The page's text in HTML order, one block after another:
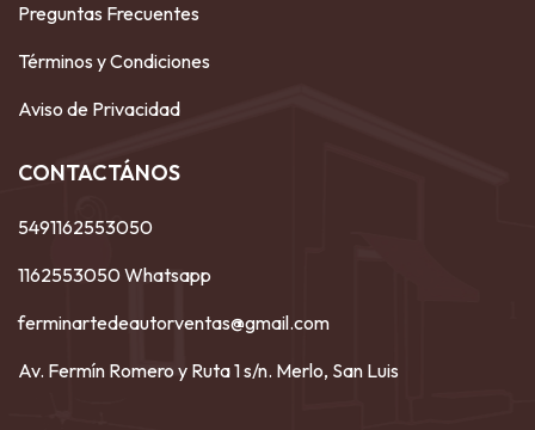
Preguntas Frecuentes
Términos y Condiciones
Aviso de Privacidad
CONTACTÁNOS
5491162553050
1162553050 Whatsapp
ferminartedeautorventas@gmail.com
Av. Fermín Romero y Ruta 1 s/n. Merlo, San Luis